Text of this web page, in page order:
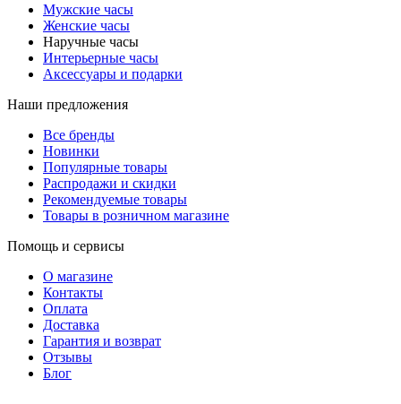
Мужские часы
Женские часы
Наручные часы
Интерьерные часы
Аксессуары и подарки
Наши предложения
Все бренды
Новинки
Популярные товары
Распродажи и скидки
Рекомендуемые товары
Товары в розничном магазине
Помощь и сервисы
О магазине
Контакты
Оплата
Доставка
Гарантия и возврат
Отзывы
Блог